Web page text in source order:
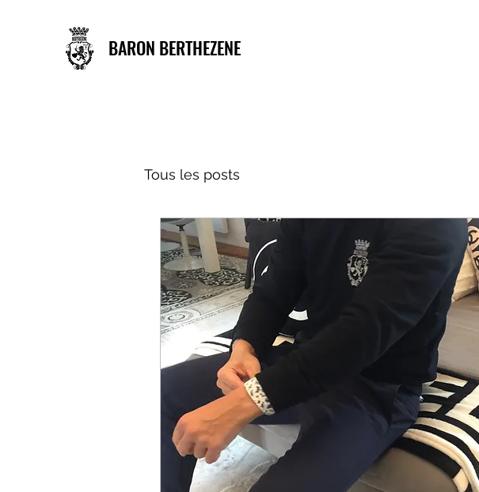
BARON BERTHEZENE
Tous les posts